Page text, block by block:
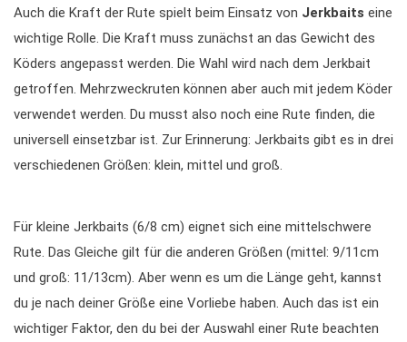
Auch die Kraft der Rute spielt beim Einsatz von Jerkbaits eine
wichtige Rolle. Die Kraft muss zunächst an das Gewicht des
Köders angepasst werden. Die Wahl wird nach dem Jerkbait
getroffen. Mehrzweckruten können aber auch mit jedem Köder
verwendet werden. Du musst also noch eine Rute finden, die
universell einsetzbar ist. Zur Erinnerung: Jerkbaits gibt es in drei
verschiedenen Größen: klein, mittel und groß.
Für kleine Jerkbaits (6/8 cm) eignet sich eine mittelschwere
Rute. Das Gleiche gilt für die anderen Größen (mittel: 9/11cm
und groß: 11/13cm). Aber wenn es um die Länge geht, kannst
du je nach deiner Größe eine Vorliebe haben. Auch das ist ein
wichtiger Faktor, den du bei der Auswahl einer Rute beachten